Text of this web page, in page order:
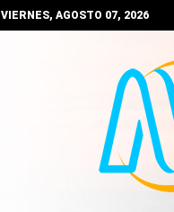
VIERNES, AGOSTO 07, 2026